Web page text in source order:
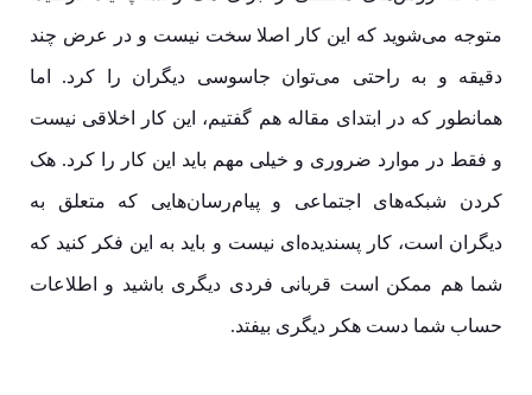
متوجه می‌شوید که این کار اصلا سخت نیست و در عرض چند
دقیقه و به راحتی می‌توان جاسوسی دیگران را کرد. اما
همانطور که در ابتدای مقاله هم گفتیم، این کار اخلاقی نیست
و فقط در موارد ضروری و خیلی مهم باید این کار را کرد. هک
کردن شبکه‌های اجتماعی و پیام‌رسان‌هایی که متعلق به
دیگران است، کار پسندیده‌ای نیست و باید به این فکر کنید که
شما هم ممکن است قربانی فردی دیگری باشید و اطلاعات
حساب شما دست هکر دیگری بیفتد.